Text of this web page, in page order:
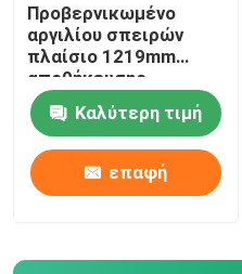
Προβερνικωμένο
αργιλίου σπειρών
πλαίσιο 1219mm
αποθήκευσης
σπειρών χάλυβα
ρόλων cold-rolled
ψευδάργυρος
Καλύτερη τιμή
επαφή